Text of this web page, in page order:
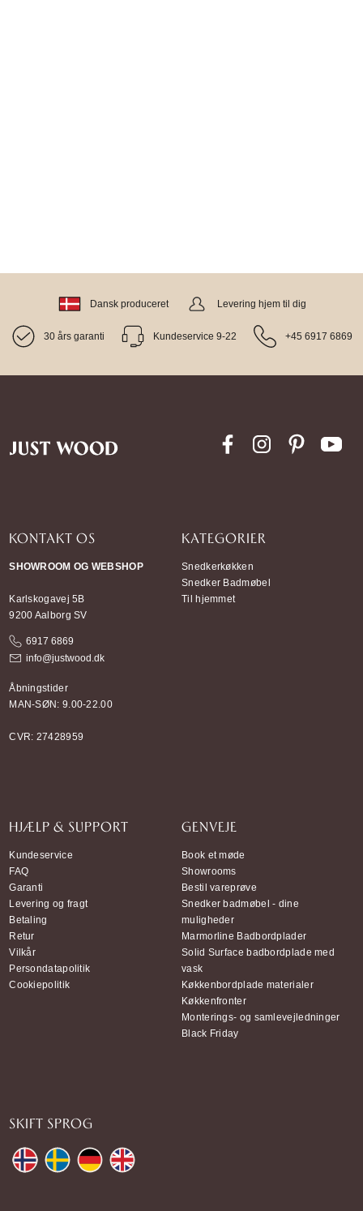
Dansk produceret Levering hjem til dig
30 års garanti Kundeservice 9-22 +45 6917 6869
KONTAKT OS
SHOWROOM OG WEBSHOP
Karlskogavej 5B
9200 Aalborg SV
6917 6869
info@justwood.dk
Åbningstider
MAN-SØN: 9.00-22.00
CVR: 27428959
KATEGORIER
Snedkerkøkken
Snedker Badmøbel
Til hjemmet
HJÆLP & SUPPORT
Kundeservice
FAQ
Garanti
Levering og fragt
Betaling
Retur
Vilkår
Persondatapolitik
Cookiepolitik
GENVEJE
Book et møde
Showrooms
Bestil vareprøve
Snedker badmøbel - dine
muligheder
Marmorline Badbordplader
Solid Surface badbordplade med
vask
Køkkenbordplade materialer
Køkkenfronter
Monterings- og samlevejledninger
Black Friday
SKIFT SPROG